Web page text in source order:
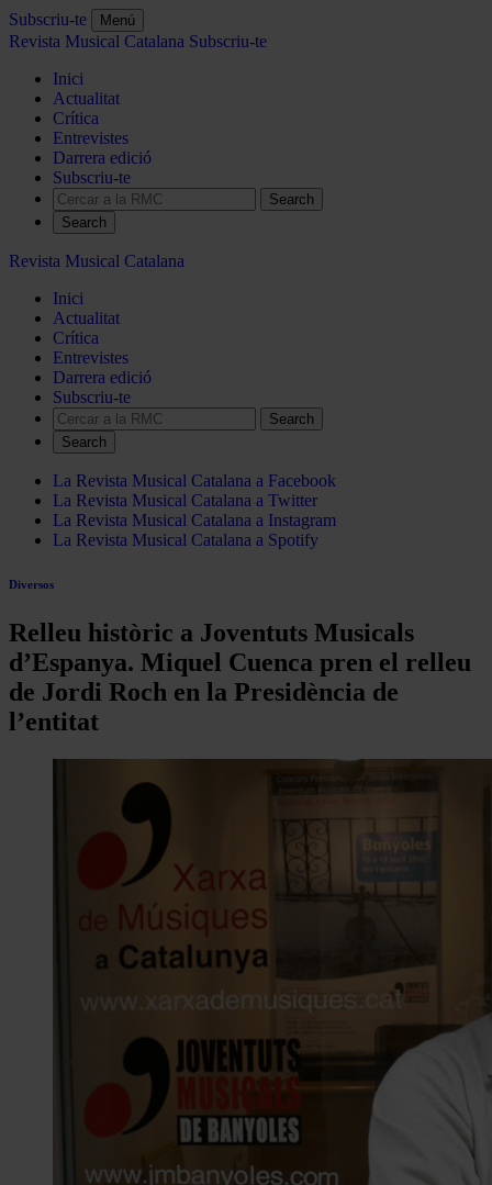
Subscriu-te Menú
Revista Musical Catalana Subscriu-te
Inici
Actualitat
Crítica
Entrevistes
Darrera edició
Subscriu-te
Search
Revista Musical Catalana
Inici
Actualitat
Crítica
Entrevistes
Darrera edició
Subscriu-te
Search
La Revista Musical Catalana a Facebook
La Revista Musical Catalana a Twitter
La Revista Musical Catalana a Instagram
La Revista Musical Catalana a Spotify
Diversos
Relleu històric a Joventuts Musicals
d’Espanya. Miquel Cuenca pren el relleu
de Jordi Roch en la Presidència de
l’entitat